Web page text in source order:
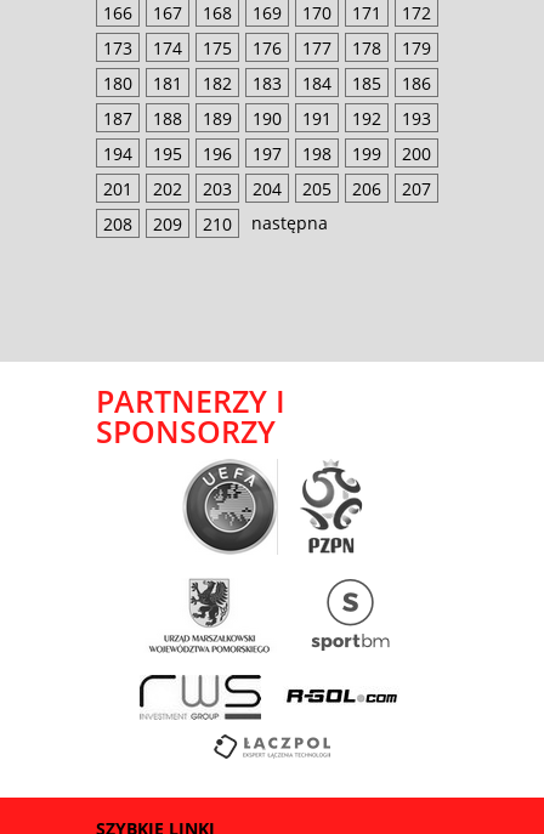
166
167 168 169 170 171
172
173
174 175 176 177 178
179
180
181 182 183 184 185
186
187
188 189 190 191 192
193
194
195 196 197 198 199
200
201
202 203 204 205 206
207
208
209 210 następna
PARTNERZY I
SPONSORZY
SZYBKIE LINKI